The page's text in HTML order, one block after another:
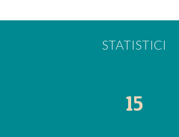
STATISTICI
15